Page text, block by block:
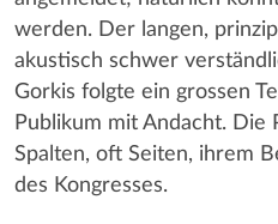
werden. Der langen,
akustisch schwer
Gorkis folgte ein grossen
Publikum mit Andacht. Die
Spalten, oft Seiten, ihrem
des Kongresses.